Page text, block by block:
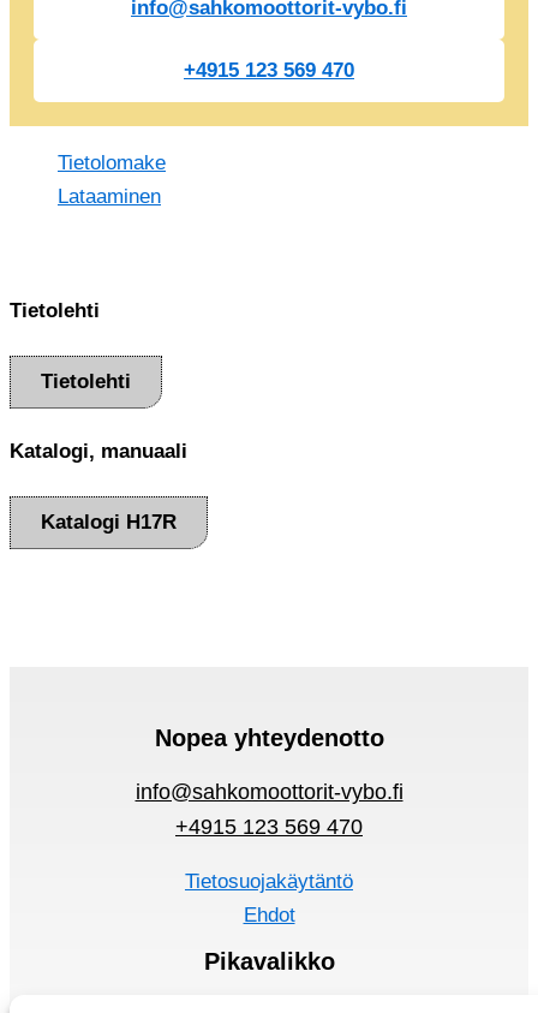
info@sahkomoottorit-vybo.fi
+4915 123 569 470
Tietolomake
Lataaminen
Tietolehti
Tietolehti
Katalogi, manuaali
Katalogi H17R
Nopea yhteydenotto
info@sahkomoottorit-vybo.fi
+4915 123 569 470
Tietosuojakäytäntö
Ehdot
Pikavalikko